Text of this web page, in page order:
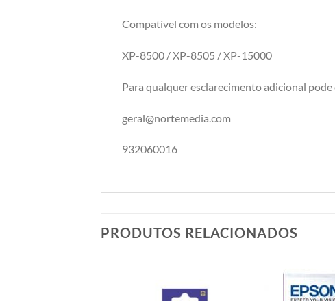
Compatível com os modelos:
XP-8500 / XP-8505 / XP-15000
Para qualquer esclarecimento adicional
geral@nortemedia.com
932060016
PRODUTOS RELACIONADOS